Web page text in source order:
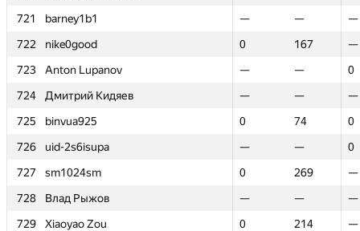
721
barney1b1 — —
—
722
nike0good 0 167
—
723
Anton Lupanov — —
0
724
Дмитрий Кидяев — —
—
725
binvua925 0 74
0
726
uid-2s6isupa — —
0
727
sm1024sm 0 269
—
728
Влад Рыжов — —
—
729
Xiaoyao Zou 0 214
—
721
barney1b1 — —
—
722
nike0good 0 167
—
723
Anton Lupanov — —
0
724
Дмитрий Кидяев — —
—
725
binvua925 0 74
0
726
uid-2s6isupa — —
0
727
sm1024sm 0 269
—
728
Влад Рыжов — —
—
729
Xiaoyao Zou 0 214
—